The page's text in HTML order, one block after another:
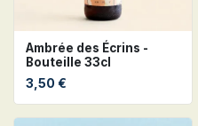
Ambrée des Écrins -
Bouteille 33cl
3,50 €